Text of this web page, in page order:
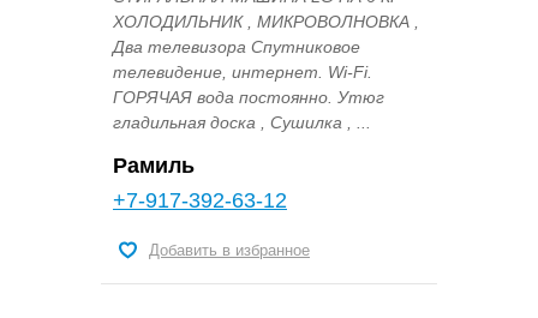
ХОЛОДИЛЬНИК , МИКРОВОЛНОВКА ,
Два телевизора Спутниковое
телевидение, интернет. Wi-Fi.
ГОРЯЧАЯ вода постоянно. Утюг
гладильная доска , Сушилка , ...
Рамиль
+7-917-392-63-12
Добавить в избранное